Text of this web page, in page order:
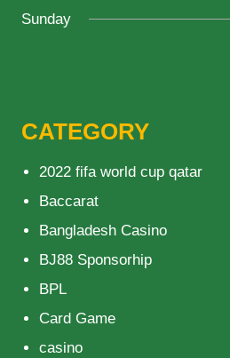
Sunday
CATEGORY
2022 fifa world cup qatar
Baccarat
Bangladesh Casino
BJ88 Sponsorhip
BPL
Card Game
casino